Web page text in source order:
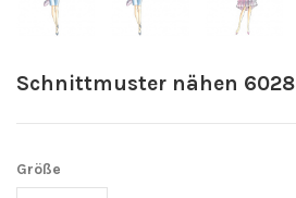
Schnittmuster nähen 6028
Größe